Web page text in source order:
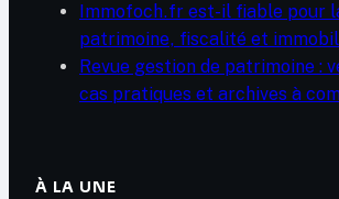
Immofoch.fr est-il fiable pour
patrimoine, fiscalité et
Revue gestion de patrimoine :
cas pratiques et archives à
À LA UNE